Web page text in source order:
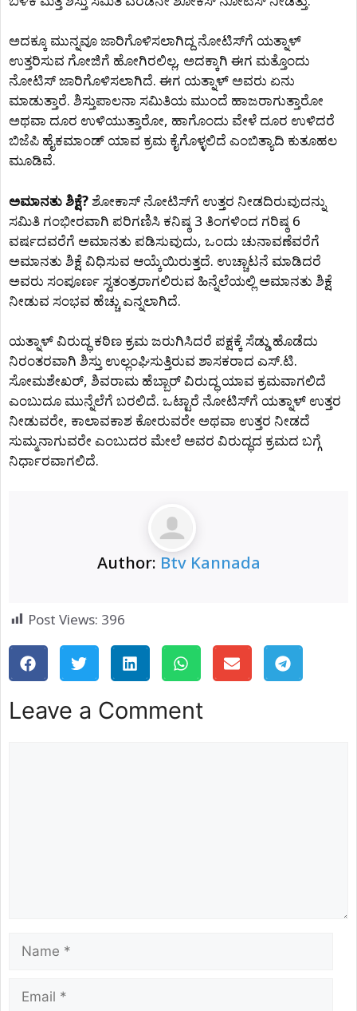
ಅದಕ್ಕೂ ಮುನ್ನವೂ ಜಾರಿಗೊಳಿಸಲಾಗಿದ್ದ ನೋಟಿಸ್‌ಗೆ ಯತ್ನಾಳ್
ಉತ್ತರಿಸುವ ಗೋಜಿಗೆ ಹೋಗಿರಲಿಲ್ಲ, ಅದಕ್ಕಾಗಿ ಈಗ ಮತ್ತೊಂದು
ನೋಟಿಸ್ ಜಾರಿಗೊಳಿಸಲಾಗಿದೆ. ಈಗ ಯತ್ನಾಳ್ ಅವರು ಏನು
ಮಾಡುತ್ತಾರೆ. ಶಿಸ್ತುಪಾಲನಾ ಸಮಿತಿಯ ಮುಂದೆ ಹಾಜರಾಗುತ್ತಾರೋ
ಅಥವಾ ದೂರ ಉಳಿಯುತ್ತಾರೋ, ಹಾಗೊಂದು ವೇಳೆ ದೂರ ಉಳಿದರೆ
ಬಿಜೆಪಿ ಹೈಕಮಾಂಡ್ ಯಾವ ಕ್ರಮ ಕೈಗೊಳ್ಳಲಿದೆ ಎಂಬಿತ್ಯಾದಿ ಕುತೂಹಲ
ಮೂಡಿವೆ.
ಅಮಾನತು ಶಿಕ್ಷೆ? ಶೋಕಾಸ್‌ ನೋಟಿಸ್‌ಗೆ ಉತ್ತರ ನೀಡದಿರುವುದನ್ನು
ಸಮಿತಿ ಗಂಭೀರವಾಗಿ ಪರಿಗಣಿಸಿ ಕನಿಷ್ಠ 3 ತಿಂಗಳಿಂದ ಗರಿಷ್ಠ 6
ವರ್ಷದವರೆಗೆ ಅಮಾನತು ಪಡಿಸುವುದು, ಒಂದು ಚುನಾವಣೆವರೆಗೆ
ಅಮಾನತು ಶಿಕ್ಷೆ ವಿಧಿಸುವ ಆಯ್ಕೆಯಿರುತ್ತದೆ. ಉಚ್ಚಾಟನೆ ಮಾಡಿದರೆ
ಅವರು ಸಂಪೂರ್ಣ ಸ್ವತಂತ್ರರಾಗಲಿರುವ ಹಿನ್ನೆಲೆಯಲ್ಲಿ ಅಮಾನತು ಶಿಕ್ಷೆ
ನೀಡುವ ಸಂಭವ ಹೆಚ್ಚು ಎನ್ನಲಾಗಿದೆ.
ಯತ್ನಾಳ್‌ ವಿರುದ್ಧ ಕಠಿಣ ಕ್ರಮ ಜರುಗಿಸಿದರೆ ಪಕ್ಷಕ್ಕೆ ಸೆಡ್ಡು ಹೊಡೆದು
ನಿರಂತರವಾಗಿ ಶಿಸ್ತು ಉಲ್ಲಂಘಿಸುತ್ತಿರುವ ಶಾಸಕರಾದ ಎಸ್‌.ಟಿ.
ಸೋಮಶೇಖರ್‌, ಶಿವರಾಮ ಹೆಬ್ಬಾರ್‌ ವಿರುದ್ಧ ಯಾವ ಕ್ರಮವಾಗಲಿದೆ
ಎಂಬುದೂ ಮುನ್ನೆಲೆಗೆ ಬರಲಿದೆ. ಒಟ್ಟಾರೆ ನೋಟಿಸ್‌ಗೆ ಯತ್ನಾಳ್‌ ಉತ್ತರ
ನೀಡುವರೇ, ಕಾಲಾವಕಾಶ ಕೋರುವರೇ ಅಥವಾ ಉತ್ತರ ನೀಡದೆ
ಸುಮ್ಮನಾಗುವರೇ ಎಂಬುದರ ಮೇಲೆ ಅವರ ವಿರುದ್ಧದ ಕ್ರಮದ ಬಗ್ಗೆ
ನಿರ್ಧಾರವಾಗಲಿದೆ.
Author: Btv Kannada
Post Views: 396
Leave a Comment